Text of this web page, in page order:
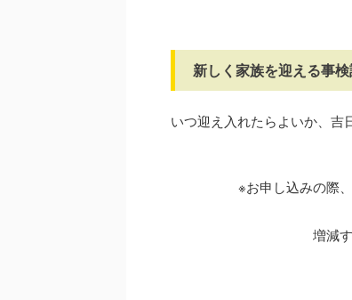
新しく家族を迎える事
いつ迎え入れたらよいか、吉
※お申し込みの際
増減